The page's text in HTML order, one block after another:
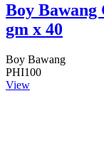
Boy
gm x 40
Boy Bawang
PHI100
View